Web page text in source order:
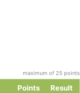
maximum of 25 points
Points
Result